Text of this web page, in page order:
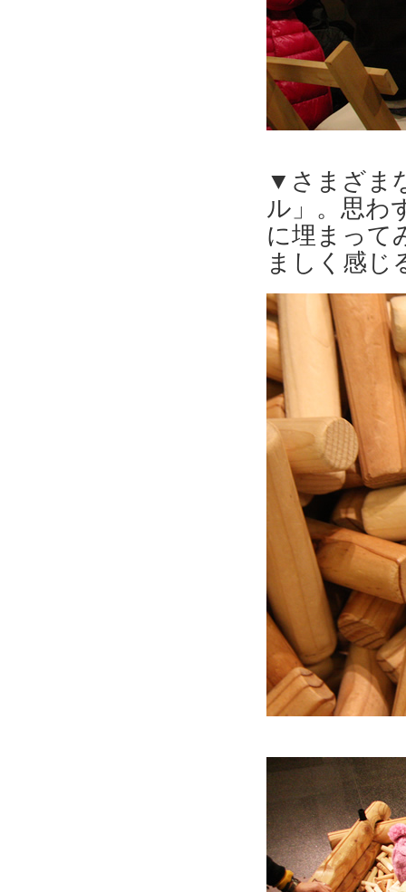
▼さまざま
ル」。思わ
に埋まって
ましく感じ